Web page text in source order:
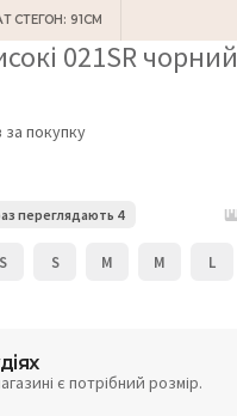
СТЕГОН: 91СМ
021SR чорний
за покупку
переглядають 4
S S M M L
є потрібний розмір.